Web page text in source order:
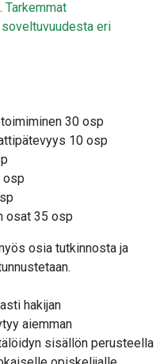
Tarkemmat
eri
30 osp
10 osp
osp
osat 35 osp
osia tutkinnosta ja
hakijan
aiemman
sisällön perusteella